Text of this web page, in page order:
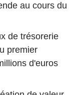
au cours du
de trésorerie
premier
d'euros